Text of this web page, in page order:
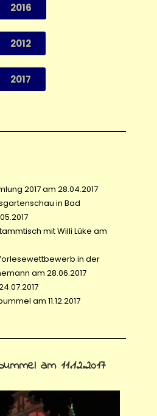
2016
2012
2017
2017 am 28.04.2017
in Bad
mit Willi Lüke am
in der
am 28.06.2017
am 11.12.2017
am 11.12.2017